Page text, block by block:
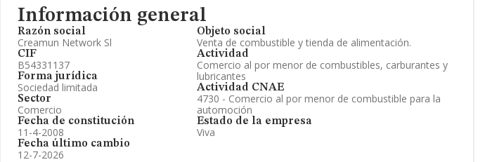
Información general
Razón social
Creamun Network Sl
CIF
B54331137
Forma jurídica
Sociedad limitada
Sector
Comercio
Fecha de constitución
11-4-2008
Fecha último cambio
12-7-2026
Objeto social
Venta de combustible y tienda de alimentación.
Actividad
Comercio al por menor de combustibles, carburantes y
lubricantes
Actividad CNAE
4730 - Comercio al por menor de combustible para la
automoción
Estado de la empresa
Viva